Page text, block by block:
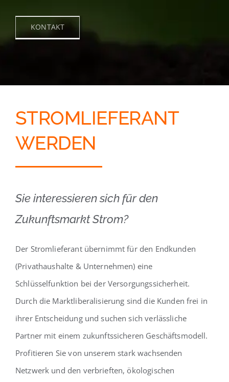
KONTAKT
STROMLIEFERANT
WERDEN
Sie interessieren sich für den
Zukunftsmarkt Strom?
Der Stromlieferant übernimmt für den Endkunden
(Privathaushalte & Unternehmen) eine
Schlüsselfunktion bei der Versorgungssicherheit.
Durch die Marktliberalisierung sind die Kunden frei in
ihrer Entscheidung und suchen sich verlässliche
Partner mit einem zukunftssicheren Geschäftsmodell.
Profitieren Sie von unserem stark wachsenden
Netzwerk und den verbrieften, ökologischen